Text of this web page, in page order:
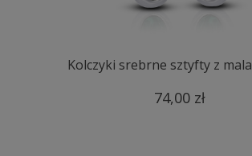
Kolczyki srebrne sztyfty z
74,00 zł